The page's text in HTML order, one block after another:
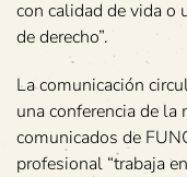
con calidad de vida o
de derecho”.
La comunicación
una conferencia de la
comunicados de
profesional “trabaja